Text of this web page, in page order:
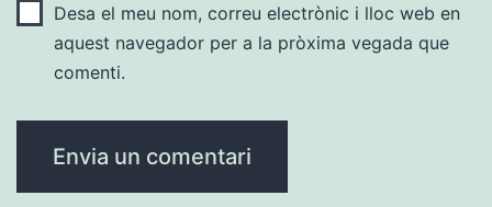
Desa el meu nom, correu electrònic i lloc web en
aquest navegador per a la pròxima vegada que
comenti.